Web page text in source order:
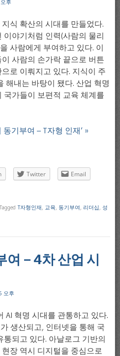
후
식 확산의 시대를 만들었다.
야기처럼 인력(사람의 물리
사람에게 부여하고 있다. 이
사람의 손가락 끝으로 버튼
로 이뤄지고 있다. 지식이 주
해내는 바탕이 됐다. 산업 혁명
국가들이 보편적 교육 체계를
동기부여 – T자형 인재’ »
Twitter
Email
Tagged T자형인재, 교육, 동기부여, 리더십, 성
여 – 4차 산업 시
오후
AI 혁명 시대를 관통하고 있다.
생산되고, 인터넷을 통해 국
되고 있다. 아날로그 기반의
장 역시 디지털을 중심으로